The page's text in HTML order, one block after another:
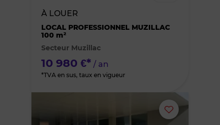
À LOUER
LOCAL PROFESSIONNEL MUZILLAC
100 m²
Secteur Muzillac
10 980 €* / an
*TVA en sus, taux en vigueur
Ajouter